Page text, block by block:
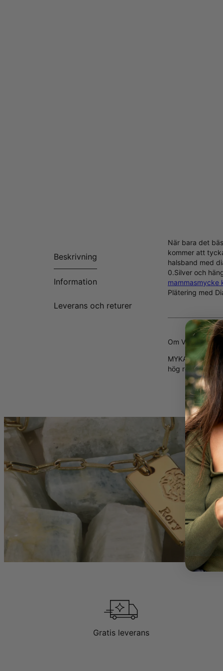
Beskrivning
Information
Leverans och returer
När bara det
kommer att
halsband med
0.Silver och
mammasmycke
Plätering med
Om Våra
MYKA'setiskt
hög renhet och
Gratis leverans